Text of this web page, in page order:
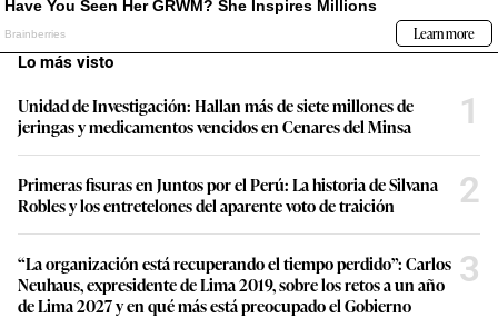
Lo más visto
Unidad de Investigación: Hallan más de siete millones de
jeringas y medicamentos vencidos en Cenares del Minsa
1
Primeras fisuras en Juntos por el Perú: La historia de Silvana
Robles y los entretelones del aparente voto de traición
2
“La organización está recuperando el tiempo perdido”: Carlos
Neuhaus, expresidente de Lima 2019, sobre los retos a un año
de Lima 2027 y en qué más está preocupado el Gobierno
3